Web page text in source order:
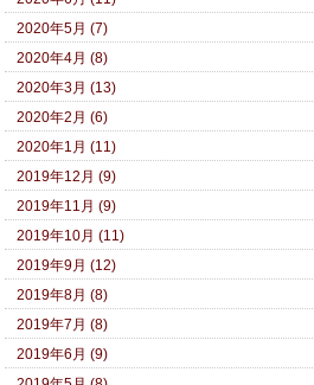
2020年5月 (7)
2020年4月 (8)
2020年3月 (13)
2020年2月 (6)
2020年1月 (11)
2019年12月 (9)
2019年11月 (9)
2019年10月 (11)
2019年9月 (12)
2019年8月 (8)
2019年7月 (8)
2019年6月 (9)